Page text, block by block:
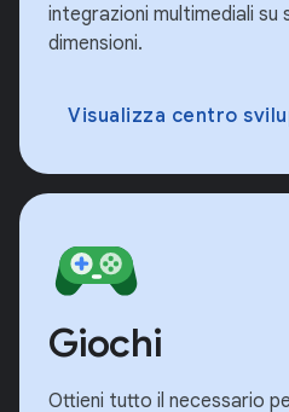
integrazioni multimediali su
dimensioni.
Visualizza centro
Giochi
Ottieni tutto il necessario